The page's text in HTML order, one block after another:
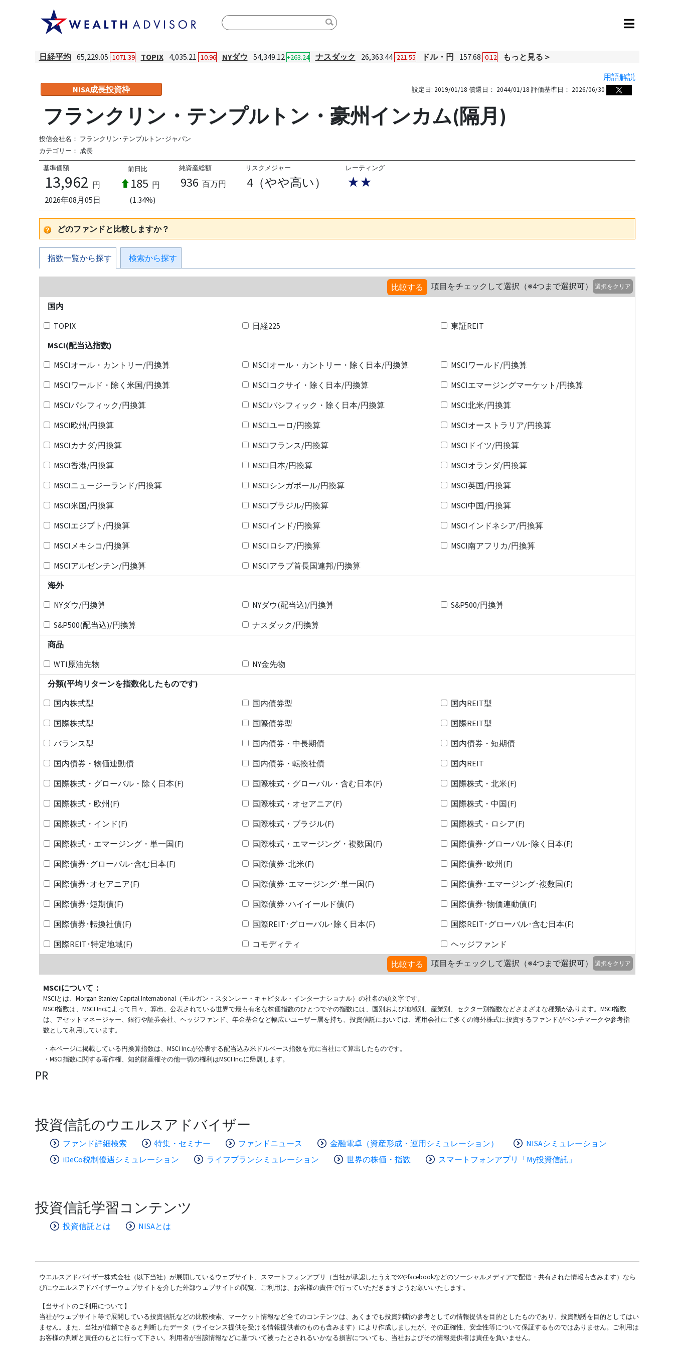
日経平均 65,229.05 -1071.39 TOPIX 4,035.21 -10.96 NYダウ 54,349.12 +263.24 ナスダック 26,363.44 -221.55 ドル・円 157.68 -0.12
もっと見る＞
用語解説
NISA成長投資枠
設定日: 2019/01/18 償還日： 2044/01/18 評価基準日： 2026/06/30
フランクリン・テンプルトン・豪州インカム(隔月)
投信会社名： フランクリン･テンプルトン･ジャパン
カテゴリー： 成長
基準価額
13,962 円
2026年08月05日
前日比
185 円
(1.34%)
純資産総額
936 百万円
リスクメジャー
4（やや高い）
レーティング
★★
どのファンドと比較しますか？
指数一覧から探す 検索から探す
比較する 項目をチェックして選択（※4つまで選択可） 選択をクリア
国内
TOPIX
日経225
東証REIT
MSCI(配当込指数)
MSCIオール・カントリー/円換算
MSCIオール・カントリー・除く日本/円換算
MSCIワールド/円換算
MSCIワールド・除く米国/円換算
MSCIコクサイ・除く日本/円換算
MSCIエマージングマーケット/円換算
MSCIパシフィック/円換算
MSCIパシフィック・除く日本/円換算
MSCI北米/円換算
MSCI欧州/円換算
MSCIユーロ/円換算
MSCIオーストラリア/円換算
MSCIカナダ/円換算
MSCIフランス/円換算
MSCIドイツ/円換算
MSCI香港/円換算
MSCI日本/円換算
MSCIオランダ/円換算
MSCIニュージーランド/円換算
MSCIシンガポール/円換算
MSCI英国/円換算
MSCI米国/円換算
MSCIブラジル/円換算
MSCI中国/円換算
MSCIエジプト/円換算
MSCIインド/円換算
MSCIインドネシア/円換算
MSCIメキシコ/円換算
MSCIロシア/円換算
MSCI南アフリカ/円換算
MSCIアルゼンチン/円換算
MSCIアラブ首長国連邦/円換算
海外
NYダウ/円換算
NYダウ(配当込)/円換算
S&P500/円換算
S&P500(配当込)/円換算
ナスダック/円換算
商品
WTI原油先物
NY金先物
分類(平均リターンを指数化したものです)
国内株式型
国内債券型
国内REIT型
国際株式型
国際債券型
国際REIT型
バランス型
国内債券・中長期債
国内債券・短期債
国内債券・物価連動債
国内債券・転換社債
国内REIT
国際株式・グローバル・除く日本(F)
国際株式・グローバル・含む日本(F)
国際株式・北米(F)
国際株式・欧州(F)
国際株式・オセアニア(F)
国際株式・中国(F)
国際株式・インド(F)
国際株式・ブラジル(F)
国際株式・ロシア(F)
国際株式・エマージング・単一国(F)
国際株式・エマージング・複数国(F)
国際債券･グローバル･除く日本(F)
国際債券･グローバル･含む日本(F)
国際債券･北米(F)
国際債券･欧州(F)
国際債券･オセアニア(F)
国際債券･エマージング･単一国(F)
国際債券･エマージング･複数国(F)
国際債券･短期債(F)
国際債券･ハイイールド債(F)
国際債券･物価連動債(F)
国際債券･転換社債(F)
国際REIT･グローバル･除く日本(F)
国際REIT･グローバル･含む日本(F)
国際REIT･特定地域(F)
コモディティ
ヘッジファンド
比較する
項目をチェックして選択（※4つまで選択可） 選択をクリア
MSCIについて：
MSCIとは、Morgan Stanley Capital International（モルガン・スタンレー・キャピタル・インターナショナル）の社名の頭文字です。
MSCI指数は、MSCI Incによって日々、算出、公表されている世界で最も有名な株価指数のひとつでその指数には、国別および地域別、産業別、セクター別指数などさまざまな種類があります。MSCI指数
は、アセットマネージャー、銀行や証券会社、ヘッジファンド、年金基金など幅広いユーザー層を持ち、投資信託においては、運用会社にて多くの海外株式に投資するファンドがベンチマークや参考指
数として利用しています。
・本ページに掲載している円換算指数は、MSCI Inc.が公表する配当込み米ドルベース指数を元に当社にて算出したものです。
・MSCI指数に関する著作権、知的財産権その他一切の権利はMSCI Inc.に帰属します。
PR
投資信託のウエルスアドバイザー
ファンド詳細検索 特集・セミナー ファンドニュース 金融電卓（資産形成・運用シミュレーション）
NISAシミュレーション
iDeCo税制優遇シミュレーション
ライフプランシミュレーション 世界の株価・指数 スマートフォンアプリ「My投資信託」
投資信託学習コンテンツ
投資信託とは NISAとは
ウエルスアドバイザー株式会社（以下当社）が展開しているウェブサイト、スマートフォンアプリ（当社が承認したうえでXやfacebookなどのソーシャルメディアで配信・共有された情報も含みます）なら
びにウエルスアドバイザーウェブサイトを介した外部ウェブサイトの閲覧、ご利用は、お客様の責任で行っていただきますようお願いいたします。
【当サイトのご利用について】
当社がウェブサイト等で展開している投資信託などの比較検索、マーケット情報など全てのコンテンツは、あくまでも投資判断の参考としての情報提供を目的としたものであり、投資勧誘を目的としてはい
ません。また、当社が信頼できると判断したデータ（ライセンス提供を受ける情報提供者のものも含みます）により作成しましたが、その正確性、安全性等について保証するものではありません。ご利用は
お客様の判断と責任のもとに行って下さい。利用者が当該情報などに基づいて被ったとされるいかなる損害についても、当社およびその情報提供者は責任を負いません。